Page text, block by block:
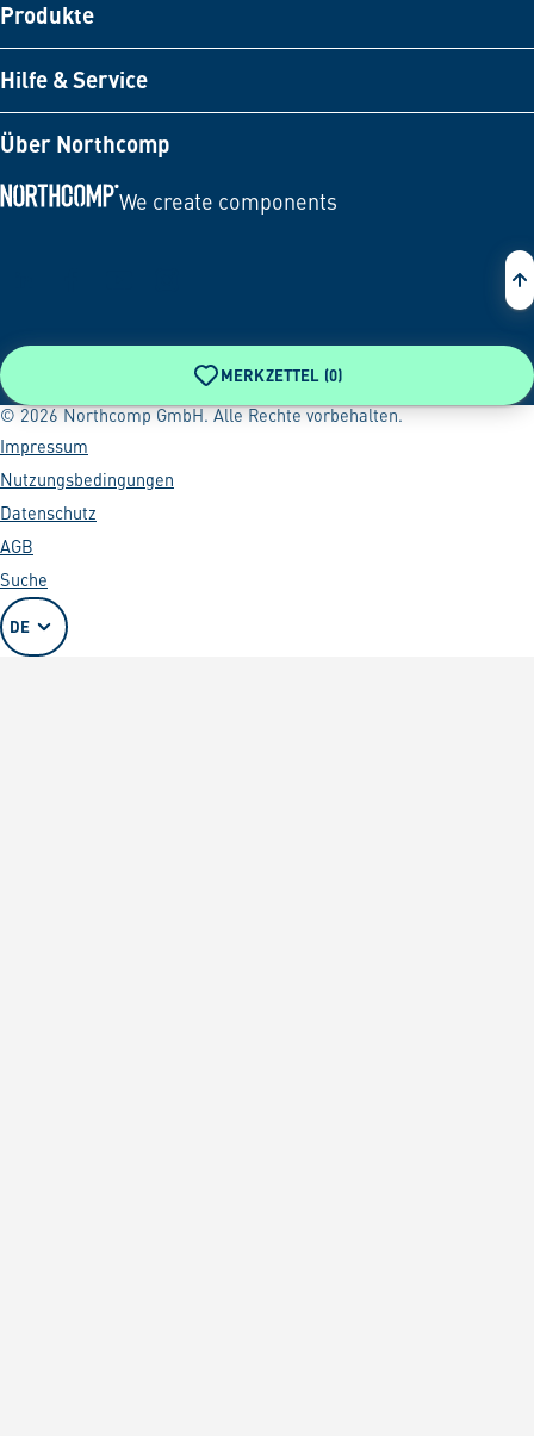
Produkte
Hilfe & Service
Über Northcomp
We create components
MERKZETTEL (0)
© 2026 Northcomp GmbH. Alle Rechte vorbehalten.
Impressum
Nutzungsbedingungen
Datenschutz
AGB
Suche
DE